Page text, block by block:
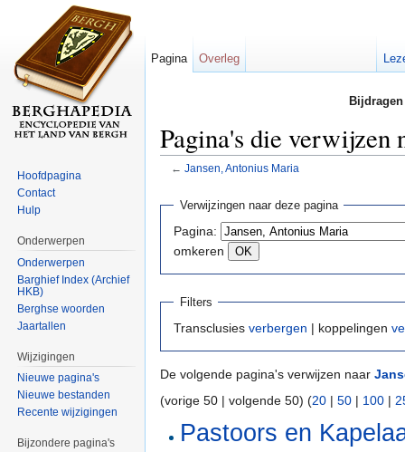
Pagina's die verwijzen
← Jansen, Antonius Maria
Verwijzingen naar deze pagina
Pagina:
omkeren
Filters
Transclusies verbergen | koppelingen
De volgende pagina's verwijzen naar
(vorige 50 | volgende 50) (20 | 50 | 100 |
Pastoors en
Pagina Overleg
Hoofdpagina
Contact
Hulp
Onderwerpen
Onderwerpen
Barghief Index (Archief
HKB)
Berghse woorden
Jaartallen
Wijzigingen
Nieuwe pagina's
Nieuwe bestanden
Recente wijzigingen
Bijzondere pagina's